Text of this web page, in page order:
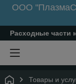
ООО
Расходные части
Товары и